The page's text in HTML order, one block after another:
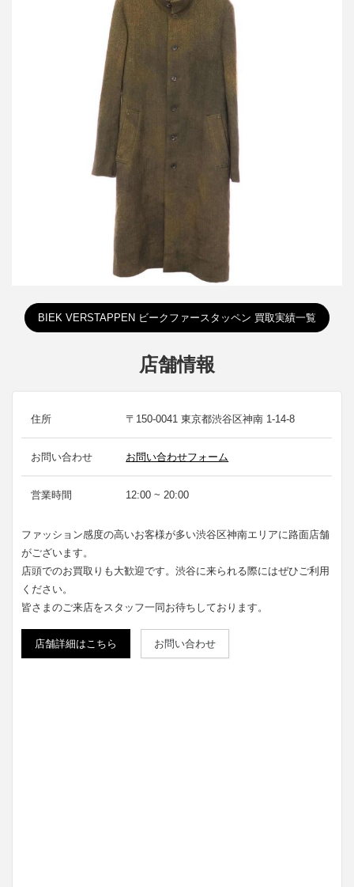
ビークファースタッペン 23AW Donegal Wool High Neck Coat ウ
ールハイネックコート CO8D-U
買取金額96,000円
BIEK VERSTAPPEN ビークファースタッペン 買取実績一覧
店舗情報
住所 〒150-0041 東京都渋谷区神南 1-14-8
お問い合わせ お問い合わせフォーム
営業時間 12:00 ~ 20:00
ファッション感度の高いお客様が多い渋谷区神南エリアに路面店舗
がございます。
店頭でのお買取りも大歓迎です。渋谷に来られる際にはぜひご利用
ください。
皆さまのご来店をスタッフ一同お待ちしております。
店舗詳細はこちら お問い合わせ